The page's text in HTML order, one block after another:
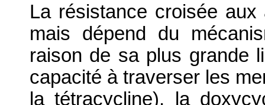
La résistance croisée
mais dépend du
raison de sa plus grande
capacité à traverser les
la tétracycline), la